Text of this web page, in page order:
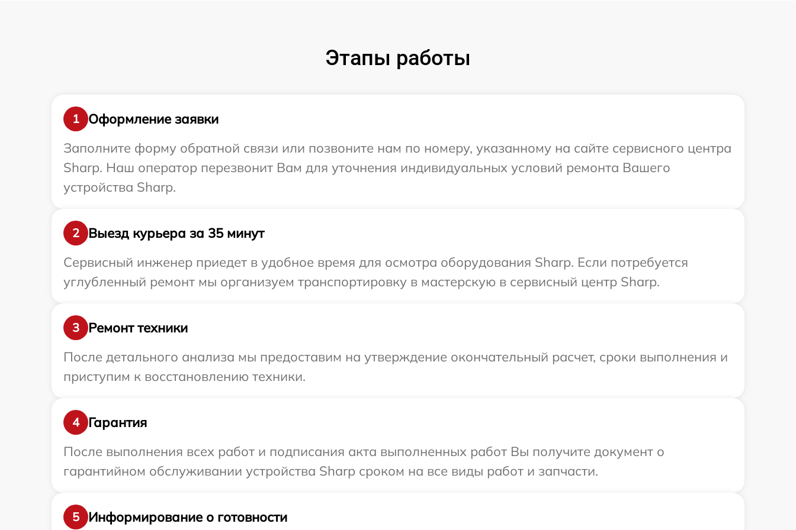
Этапы работы
1
Оформление заявки
Заполните форму обратной связи или позвоните нам по номеру, указанному на сайте сервисного центра
Sharp. Наш оператор перезвонит Вам для уточнения индивидуальных условий ремонта Вашего
устройства Sharp.
2
Выезд курьера за 35 минут
Сервисный инженер приедет в удобное время для осмотра оборудования Sharp. Если потребуется
углубленный ремонт мы организуем транспортировку в мастерскую в сервисный центр Sharp.
3
Ремонт техники
После детального анализа мы предоставим на утверждение окончательный расчет, сроки выполнения и
приступим к восстановлению техники.
4
Гарантия
После выполнения всех работ и подписания акта выполненных работ Вы получите документ о
гарантийном обслуживании устройства Sharp сроком на все виды работ и запчасти.
5
Информирование о готовности